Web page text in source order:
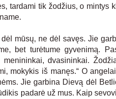
tardami tik žodžius, o mintys
mūsų, ne dėl savęs. Jie
bet turėtume gyvenimą.
menininkai, dvasininkai.
mokykis iš manęs.“ O
Jie garbina Dievą dėl
padarė už mus. Kaip